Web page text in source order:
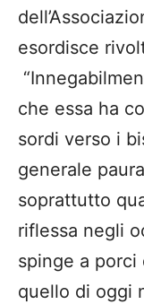
esordisce
che essa ha
sordi verso i
generale
soprattutto
riflessa negli
spinge a porci
quello di oggi